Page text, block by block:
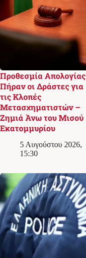
Προθεσμία Απολογίας
Πήραν οι Δράστες για
τις Κλοπές
Μετασχηματιστών –
Ζημιά Άνω του Μισού
Εκατομμυρίου
5 Αυγούστου 2026,
15:30